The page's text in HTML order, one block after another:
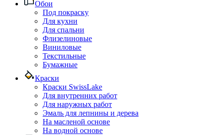
Обои
Под покраску
Для кухни
Для спальни
Флизелиновые
Виниловые
Текстильные
Бумажные
Краски
Краски SwissLake
Для внутренних работ
Для наружных работ
Эмаль для лепнины и дерева
На масленой основе
На водной основе